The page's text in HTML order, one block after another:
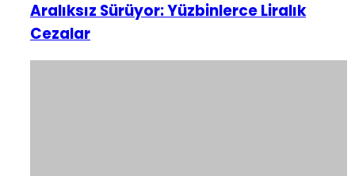
Aralıksız Sürüyor: Yüzbinlerce Liralık
Cezalar